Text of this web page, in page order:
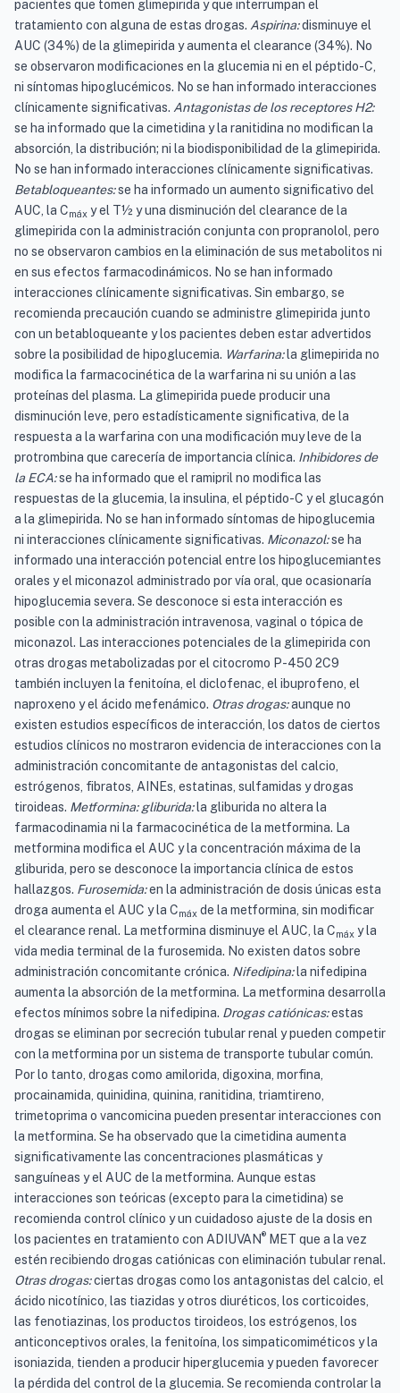
pacientes que tomen glimepirida y que interrumpan el
tratamiento con alguna de estas drogas. Aspirina:disminuye el
AUC (34%) de la glimepirida y aumenta el clearance (34%). No
se observaron modificaciones en la glucemia ni en el péptido-C,
ni síntomas hipoglucémicos. No se han informado interacciones
clínicamente significativas. Antagonistas de los receptores H2:
se ha informado que la cimetidina y la ranitidina no modifican la
absorción, la distribución; ni la biodisponibilidad de la glimepirida.
No se han informado interacciones clínicamente significativas.
Betabloqueantes:se ha informado un aumento significativo del
AUC, la Cmáx y el T½ y una disminución del clearance de la
glimepirida con la administración conjunta con propranolol, pero
no se observaron cambios en la eliminación de sus metabolitos ni
en sus efectos farmacodinámicos. No se han informado
interacciones clínicamente significativas. Sin embargo, se
recomienda precaución cuando se administre glimepirida junto
con un betabloqueante y los pacientes deben estar advertidos
sobre la posibilidad de hipoglucemia. Warfarina:la glimepirida no
modifica la farmacocinética de la warfarina ni su unión a las
proteínas del plasma. La glimepirida puede producir una
disminución leve, pero estadísticamente significativa, de la
respuesta a la warfarina con una modificación muy leve de la
protrombina que carecería de importancia clínica. Inhibidores de
la ECA:se ha informado que el ramipril no modifica las
respuestas de la glucemia, la insulina, el péptido-C y el glucagón
a la glimepirida. No se han informado síntomas de hipoglucemia
ni interacciones clínicamente significativas. Miconazol:se ha
informado una interacción potencial entre los hipoglucemiantes
orales y el miconazol administrado por vía oral, que ocasionaría
hipoglucemia severa. Se desconoce si esta interacción es
posible con la administración intravenosa, vaginal o tópica de
miconazol. Las interacciones potenciales de la glimepirida con
otras drogas metabolizadas por el citocromo P-450 2C9
también incluyen la fenitoína, el diclofenac, el ibuprofeno, el
naproxeno y el ácido mefenámico. Otras drogas:aunque no
existen estudios específicos de interacción, los datos de ciertos
estudios clínicos no mostraron evidencia de interacciones con la
administración concomitante de antagonistas del calcio,
estrógenos, fibratos, AINEs, estatinas, sulfamidas y drogas
tiroideas. Metformina: gliburida: la gliburida no altera la
farmacodinamia ni la farmacocinética de la metformina. La
metformina modifica el AUC y la concentración máxima de la
gliburida, pero se desconoce la importancia clínica de estos
hallazgos. Furosemida:en la administración de dosis únicas esta
droga aumenta el AUC y la Cmáx de la metformina, sin modificar
el clearance renal. La metformina disminuye el AUC, la Cmáx y la
vida media terminal de la furosemida. No existen datos sobre
administración concomitante crónica. Nifedipina:la nifedipina
aumenta la absorción de la metformina. La metformina desarrolla
efectos mínimos sobre la nifedipina. Drogas catiónicas:estas
drogas se eliminan por secreción tubular renal y pueden competir
con la metformina por un sistema de transporte tubular común.
Por lo tanto, drogas como amilorida, digoxina, morfina,
procainamida, quinidina, quinina, ranitidina, triamtireno,
trimetoprima o vancomicina pueden presentar interacciones con
la metformina. Se ha observado que la cimetidina aumenta
significativamente las concentraciones plasmáticas y
sanguíneas y el AUC de la metformina. Aunque estas
interacciones son teóricas (excepto para la cimetidina) se
recomienda control clínico y un cuidadoso ajuste de la dosis en
los pacientes en tratamiento con ADIUVAN® MET que a la vez
estén recibiendo drogas catiónicas con eliminación tubular renal.
Otras drogas:ciertas drogas como los antagonistas del calcio, el
ácido nicotínico, las tiazidas y otros diuréticos, los corticoides,
las fenotiazinas, los productos tiroideos, los estrógenos, los
anticonceptivos orales, la fenitoína, los simpaticomiméticos y la
isoniazida, tienden a producir hiperglucemia y pueden favorecer
la pérdida del control de la glucemia. Se recomienda controlar la